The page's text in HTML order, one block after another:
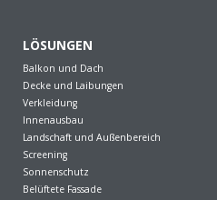
LÖSUNGEN
Balkon und Dach
Decke und Laibungen
Verkleidung
Innenausbau
Landschaft und Außenbereich
Screening
Sonnenschutz
Belüftete Fassade